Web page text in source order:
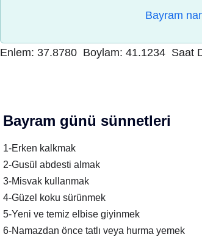
Bayram
Enlem: 37.8780 Boylam: 41.1234 Saat
Bayram günü sünnetleri
1-Erken kalkmak
2-Gusül abdesti almak
3-Misvak kullanmak
4-Güzel koku sürünmek
5-Yeni ve temiz elbise giyinmek
6-Namazdan önce tatlı veya hurma yemek